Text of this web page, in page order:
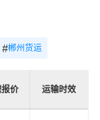
#郴州货运
价 运输时效